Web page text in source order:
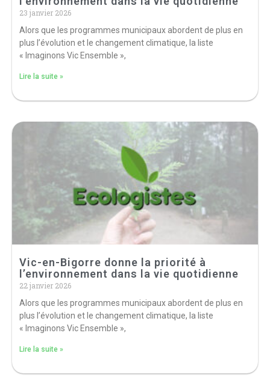
23 janvier 2026
Alors que les programmes municipaux abordent de plus en
plus l’évolution et le changement climatique, la liste
« Imaginons Vic Ensemble »,
Lire la suite »
Vic-en-Bigorre donne la priorité à
l’environnement dans la vie quotidienne
22 janvier 2026
Alors que les programmes municipaux abordent de plus en
plus l’évolution et le changement climatique, la liste
« Imaginons Vic Ensemble »,
Lire la suite »